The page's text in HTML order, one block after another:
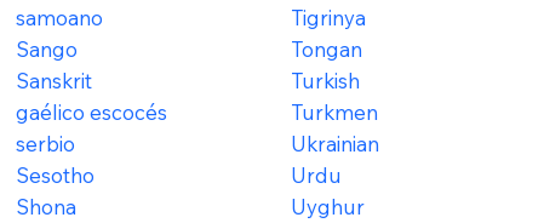
samoano
Sango
Sanskrit
gaélico escocés
serbio
Sesotho
Shona
Tigrinya
Tongan
Turkish
Turkmen
Ukrainian
Urdu
Uyghur